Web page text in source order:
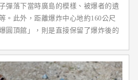
彈落下當時廣島的模樣、被爆者的遺
。此外，距離爆炸中心地約160公尺
圓頂館」，則是直接保留了爆炸後的